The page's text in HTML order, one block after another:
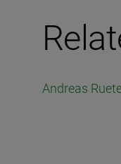
Andreas